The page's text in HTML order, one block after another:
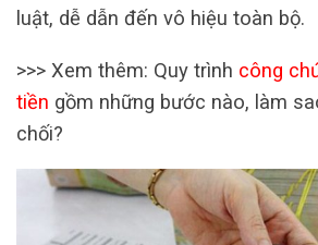
luật, dễ dẫn đến vô hiệu toàn bộ.
>>> Xem thêm: Quy trình công
tiền gồm những bước nào, làm
chối?